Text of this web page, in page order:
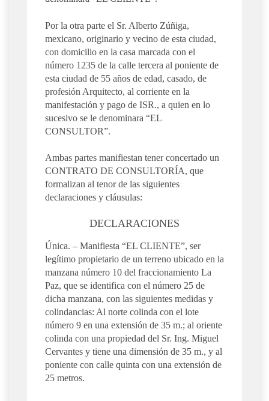
Por la otra parte el Sr. Alberto Zúñiga,
mexicano, originario y vecino de esta ciudad,
con domicilio en la casa marcada con el
número 1235 de la calle tercera al poniente de
esta ciudad de 55 años de edad, casado, de
profesión Arquitecto, al corriente en la
manifestación y pago de ISR., a quien en lo
sucesivo se le denominara “EL
CONSULTOR”.
Ambas partes manifiestan tener concertado un
CONTRATO DE CONSULTORÍA, que
formalizan al tenor de las siguientes
declaraciones y cláusulas:
DECLARACIONES
Única. – Manifiesta “EL CLIENTE”, ser
legítimo propietario de un terreno ubicado en la
manzana número 10 del fraccionamiento La
Paz, que se identifica con el número 25 de
dicha manzana, con las siguientes medidas y
colindancias: Al norte colinda con el lote
número 9 en una extensión de 35 m.; al oriente
colinda con una propiedad del Sr. Ing. Miguel
Cervantes y tiene una dimensión de 35 m., y al
poniente con calle quinta con una extensión de
25 metros.